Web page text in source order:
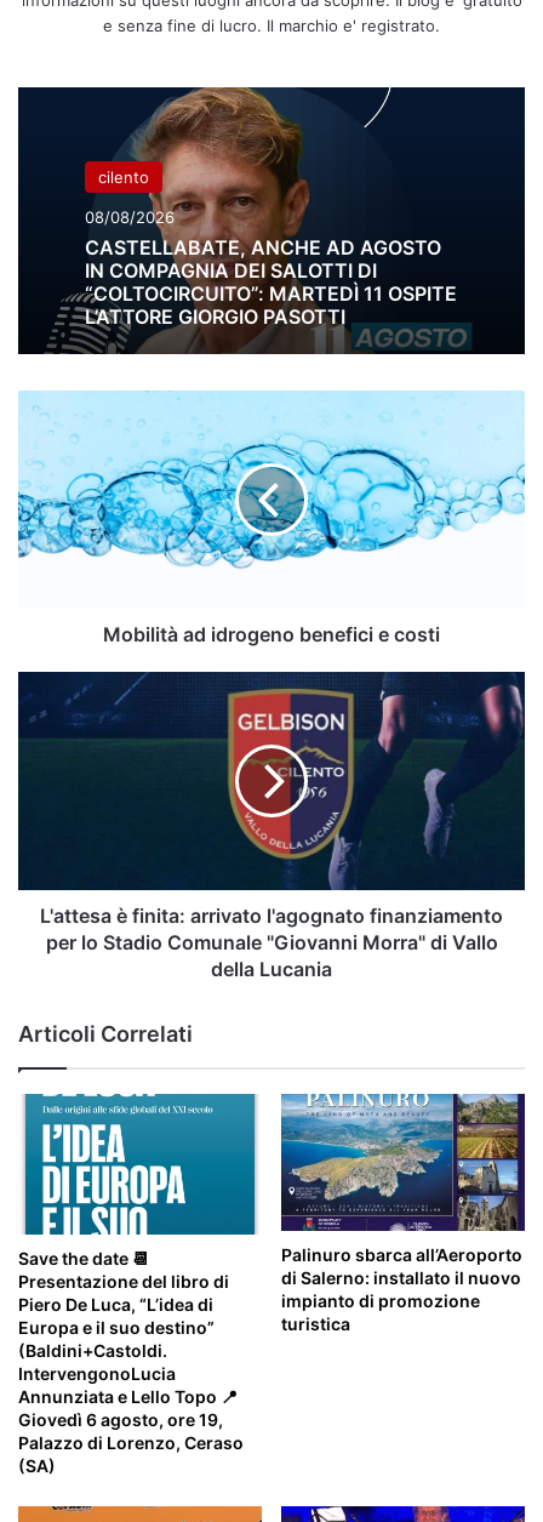
e senza fine di lucro. Il marchio e' registrato.
cilento
08/08/2026
CASTELLABATE, ANCHE AD AGOSTO
IN COMPAGNIA DEI SALOTTI DI
“COLTOCIRCUITO”: MARTEDÌ 11 OSPITE
L’ATTORE GIORGIO PASOTTI
Mobilità
benefici
e
costi
Mobilità ad idrogeno benefici e costi
Stadio
Comunale
"Giovanni
della
Lucania
L'attesa è finita: arrivato l'agognato finanziamento
per lo Stadio Comunale "Giovanni Morra" di Vallo
della Lucania
Articoli Correlati
Save the date 📆
Presentazione del libro di
Piero De Luca, “L’idea di
Europa e il suo destino”
(Baldini+Castoldi.
IntervengonoLucia
Annunziata e Lello Topo 📍
Giovedì 6 agosto, ore 19,
Palazzo di Lorenzo, Ceraso
(SA)
Palinuro sbarca all’Aeroporto
di Salerno: installato il nuovo
impianto di promozione
turistica